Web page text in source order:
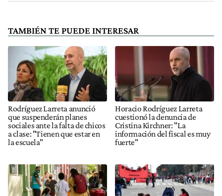
TAMBIÉN TE PUEDE INTERESAR
Rodríguez Larreta anunció
que suspenderán planes
sociales ante la falta de chicos
a clase: "Tienen que estar en
la escuela"
Horacio Rodríguez Larreta
cuestionó la denuncia de
Cristina Kirchner: "La
información del fiscal es muy
fuerte"